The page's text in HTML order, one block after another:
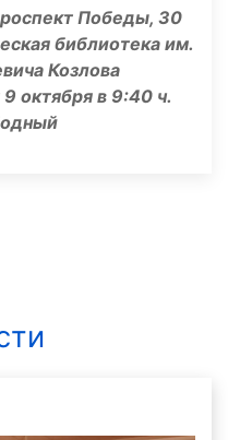
Победы, 30
библиотека им.
Козлова
октября в 9:40 ч.